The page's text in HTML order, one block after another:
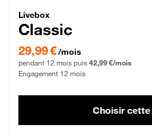
Livebox Classic
Livebox
Classic
29,99 € par mois pendant 12 mois puis
29,99 €/mois
pendant 12 mois puis 42,99 €/mois
Engagement 12 mois
Choisir